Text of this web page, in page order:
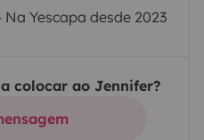
Yescapa desde 2023
colocar ao Jennifer?